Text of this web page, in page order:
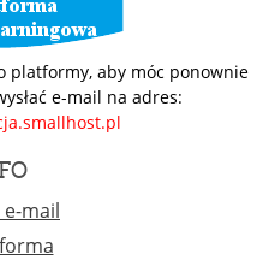
platformy, aby móc ponownie
e-mail na adres:
e-mail